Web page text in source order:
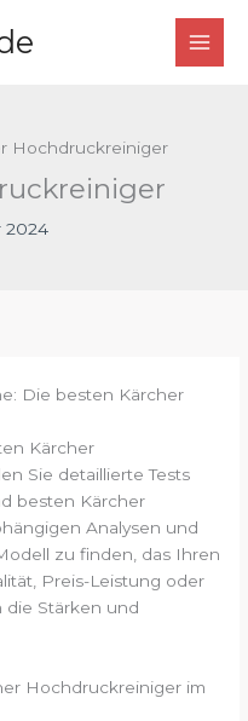
Hochdruckreiniger
2024
Die besten Kärcher
Kärcher
Sie detaillierte Tests
besten Kärcher
Analysen und
zu finden, das Ihren
Preis-Leistung oder
die Stärken und
Hochdruckreiniger im